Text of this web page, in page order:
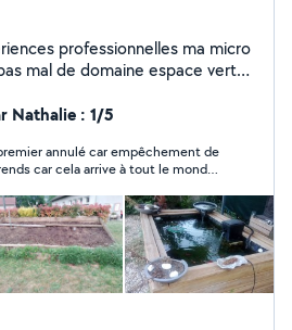
professionnelles ma micro
mal de domaine espace vert
un touche à tout et possède
bonne journée
Nathalie : 1/5
annulé car empêchement de
car cela arrive à tout le monde.
présenté et aucun message